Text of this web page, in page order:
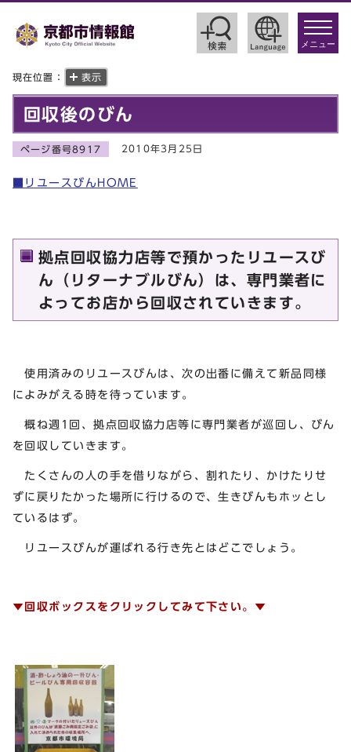
toggle
メニュー
現在位置： 表示
回収後のびん
ページ番号8917 2010年3月25日
■リユースびんHOME
拠点回収協力店等で預かったリユースび
ん（リターナブルびん）は、専門業者に
よってお店から回収されていきます。
使用済みのリユースびんは、次の出番に備えて新品同様
によみがえる時を待っています。
概ね週1回、拠点回収協力店等に専門業者が巡回し、びん
を回収していきます。
たくさんの人の手を借りながら、割れたり、かけたりせ
ずに戻りたかった場所に行けるので、生きびんもホッとし
ているはず。
リユースびんが運ばれる行き先とはどこでしょう。
▼回収ボックスをクリックしてみて下さい。▼